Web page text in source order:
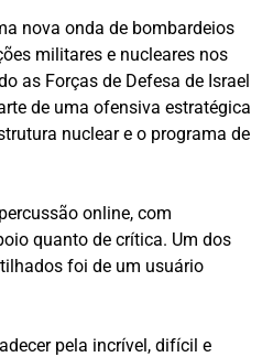
nova onda de bombardeios
militares e nucleares nos
as Forças de Defesa de Israel
de uma ofensiva estratégica
nuclear e o programa de
online, com
quanto de crítica. Um dos
foi de um usuário
pela incrível, difícil e